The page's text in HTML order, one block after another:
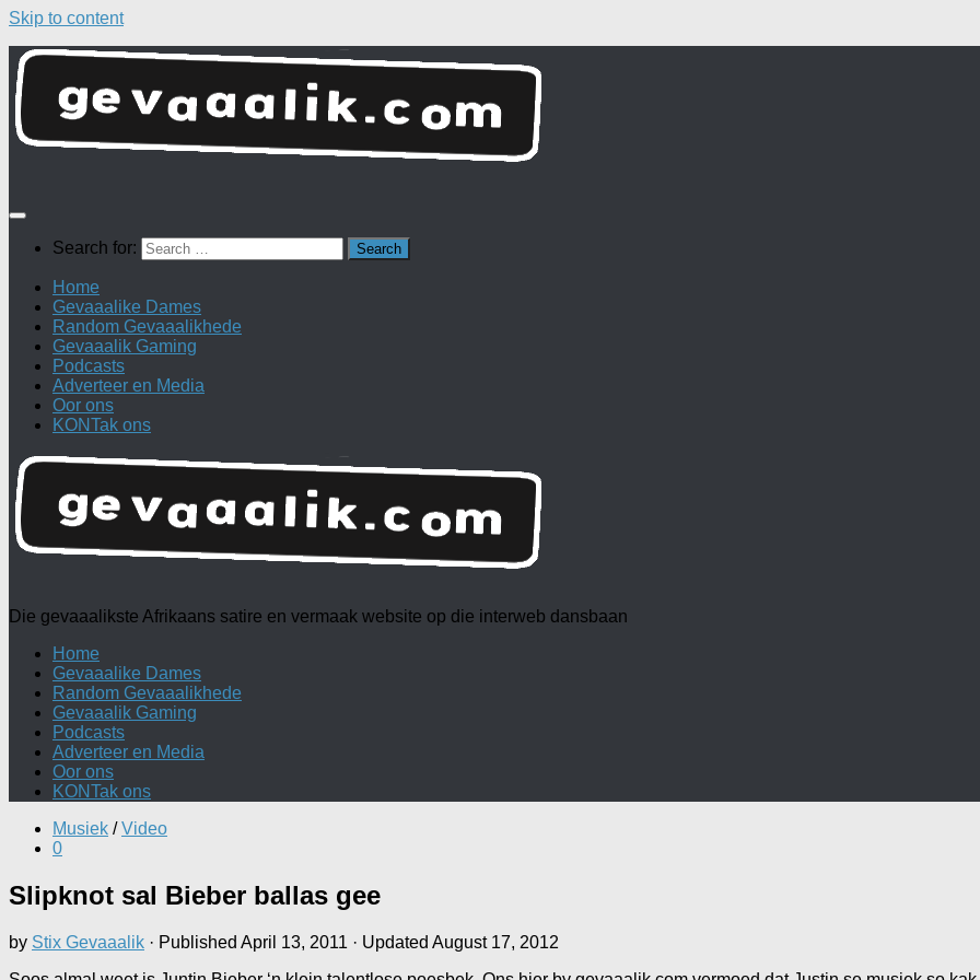
Skip to content
Search for:
Home
Gevaaalike Dames
Random Gevaaalikhede
Gevaaalik Gaming
Podcasts
Adverteer en Media
Oor ons
KONTak ons
Die gevaaalikste Afrikaans satire en vermaak website op die interweb dansbaan
Home
Gevaaalike Dames
Random Gevaaalikhede
Gevaaalik Gaming
Podcasts
Adverteer en Media
Oor ons
KONTak ons
Musiek / Video
0
Slipknot sal Bieber ballas gee
by Stix Gevaaalik · Published April 13, 2011 · Updated August 17, 2012